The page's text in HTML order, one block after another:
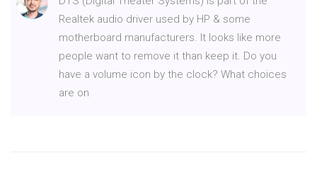
Realtek audio driver used by HP & some
motherboard manufacturers. It looks like more
people want to remove it than keep it. Do you
have a volume icon by the clock? What choices
are on